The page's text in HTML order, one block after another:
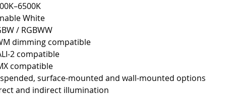
White
/ RGBWW
dimming compatible
2 compatible
compatible
surface-mounted and wall-mounted options
and indirect illumination